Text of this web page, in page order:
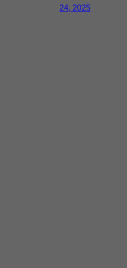
24, 2025